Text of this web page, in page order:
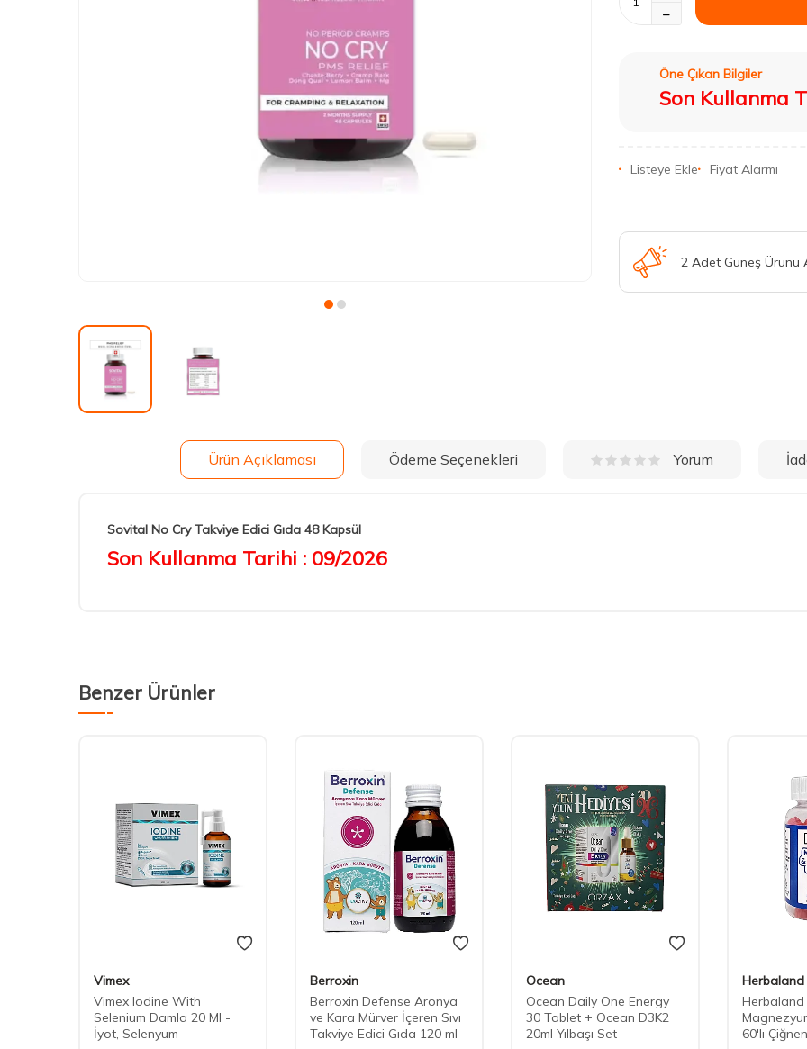
Öne Çıkan Bilgiler
Son Kullanma
Listeye Ekle Fiyat Alarmı
2 Adet Güneş Ürünü
Ürün Açıklaması Ödeme Seçenekleri Yorum
Sovital No Cry Takviye Edici Gıda 48 Kapsül
Son Kullanma Tarihi : 09/2026
Benzer Ürünler
Vimex
Vimex Iodine With
Selenium Damla 20 Ml -
İyot, Selenyum
Berroxin
Berroxin Defense Aronya
ve Kara Mürver İçeren Sıvı
Takviye Edici Gıda 120 ml
Ocean
Ocean Daily One Energy
30 Tablet + Ocean D3K2
20ml Yılbaşı Set
Herbaland
Herbaland
60'lı